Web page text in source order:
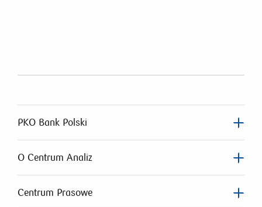
PKO Bank Polski
O Centrum Analiz
Centrum Prasowe